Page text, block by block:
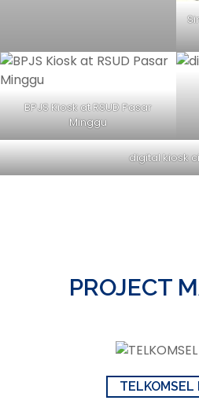
BPJS Kiosk at RSUD Pasar
Minggu
digital kiosk
PROJECT
TELKOMSEL